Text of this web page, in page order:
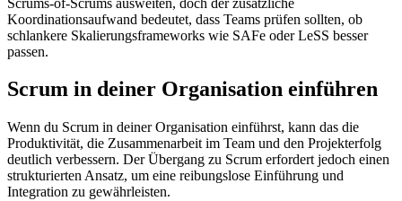
Koordinationsaufwand bedeutet, dass Teams prüfen sollten, ob
schlankere Skalierungsframeworks wie SAFe oder LeSS besser
passen.
Scrum in deiner Organisation einführen
Wenn du Scrum in deiner Organisation einführst, kann das die
Produktivität, die Zusammenarbeit im Team und den Projekterfolg
deutlich verbessern. Der Übergang zu Scrum erfordert jedoch einen
strukturierten Ansatz, um eine reibungslose Einführung und
Integration zu gewährleisten.